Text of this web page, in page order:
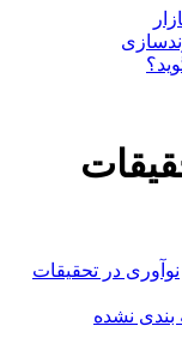
نوآوری در تحقیقات
بندی نشده